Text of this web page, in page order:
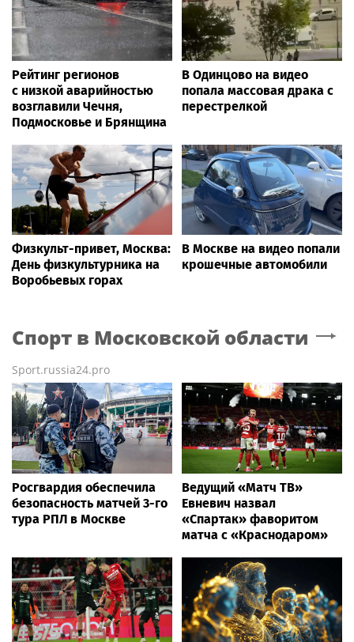
Рейтинг регионов
с низкой аварийностью
возглавили Чечня,
Подмосковье и Брянщина
В Одинцово на видео
попала массовая драка с
перестрелкой
Физкульт-привет, Москва:
День физкультурника на
Воробьевых горах
В Москве на видео попали
крошечные автомобили
Спорт в Московской области
Sport.russia24.pro
Росгвардия обеспечила
безопасность матчей 3-го
тура РПЛ в Москве
Ведущий «Матч ТВ»
Евневич назвал
«Спартак» фаворитом
матча с «Краснодаром»